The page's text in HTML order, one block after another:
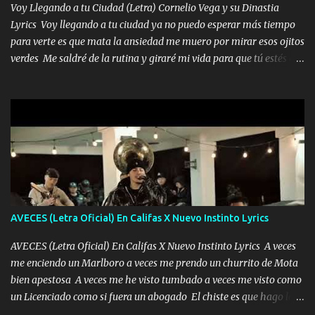
Voy Llegando a tu Ciudad (Letra) Cornelio Vega y su Dinastia
Lyrics Voy llegando a tu ciudad ya no puedo esperar más tiempo
para verte es que mata la ansiedad me muero por mirar esos ojitos
verdes Me saldré de la rutina y giraré mi vida para que tú estés en
solo yo tendre el candado 🔒 del amor ❤️ Música Mil y un besos
para dar ya estando en tu ciudad no habrá quien lo detenga si las
copas van de más vayamos a un lugar y cerremos las puertas
Entre alcohol y besos se va incrementado el Fuego en esa
habitación ya no mires más el reloj Única por donde vas me curas
tú mi mal moviendo tu silueta no hay otra que te sea igual te ves
tan especial por eso es que me tientas Aquí estoy no dejaré que se
te acerque nadie porque solo yo tendre el candado 🔒 del a...
AVECES (Letra Oficial) En Califas X Nuevo Instinto Lyrics
AVECES (Letra Oficial) En Califas X Nuevo Instinto Lyrics A veces
me enciendo un Marlboro a veces me prendo un churrito de Mota
bien apestosa A veces me he visto tumbado a veces me visto como
un Licenciado como si fuera un abogado El chiste es que hago lo